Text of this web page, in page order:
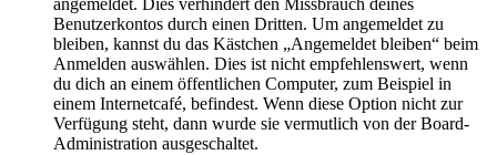
angemeldet. Dies verhindert den Missbrauch deines
Benutzerkontos durch einen Dritten. Um angemeldet zu
bleiben, kannst du das Kästchen „Angemeldet bleiben“ beim
Anmelden auswählen. Dies ist nicht empfehlenswert, wenn
du dich an einem öffentlichen Computer, zum Beispiel in
einem Internetcafé, befindest. Wenn diese Option nicht zur
Verfügung steht, dann wurde sie vermutlich von der Board-
Administration ausgeschaltet.